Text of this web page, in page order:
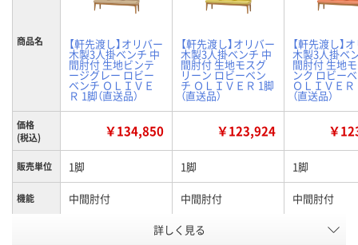
商品名 【軒先渡し】オリバー
木製3人掛ベンチ 中
間肘付 生地ビンテ
ージグレー ロビー
ベンチ ＯＬＩＶＥ
Ｒ 1脚（直送品）
【軒先渡し】オリバー
木製3人掛ベンチ 中
間肘付 生地モスグ
リーン ロビーベン
チ ＯＬＩＶＥＲ 1脚
（直送品）
【軒先渡し】
木製3人掛ベ
間肘付 生地
ンク ロビー
ＯＬＩＶＥＲ
（直送品）
価格
(税込)
￥134,850 ￥123,924 ￥
販売単位 1脚 1脚 1脚
機能 中間肘付 中間肘付 中間肘付
モスグリーン モスピンク
詳しく見る